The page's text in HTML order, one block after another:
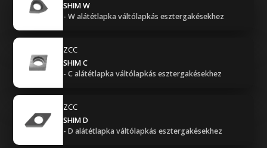
SHIM W
- W alátétlapka váltólapkás esztergakésekhez
ZCC
SHIM C
- C alátétlapka váltólapkás esztergakésekhez
ZCC
SHIM D
- D alátétlapka váltólapkás esztergakésekhez